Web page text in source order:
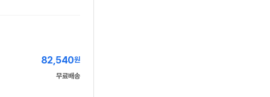
82,540원
무료배송